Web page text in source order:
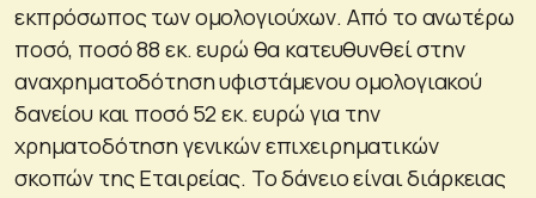
εκπρόσωπος των ομολογιούχων. Από το ανωτέρω
ποσό, ποσό 88 εκ. ευρώ θα κατευθυνθεί στην
αναχρηματοδότηση υφιστάμενου ομολογιακού
δανείου και ποσό 52 εκ. ευρώ για την
χρηματοδότηση γενικών επιχειρηματικών
σκοπών της Εταιρείας. Το δάνειο είναι διάρκειας